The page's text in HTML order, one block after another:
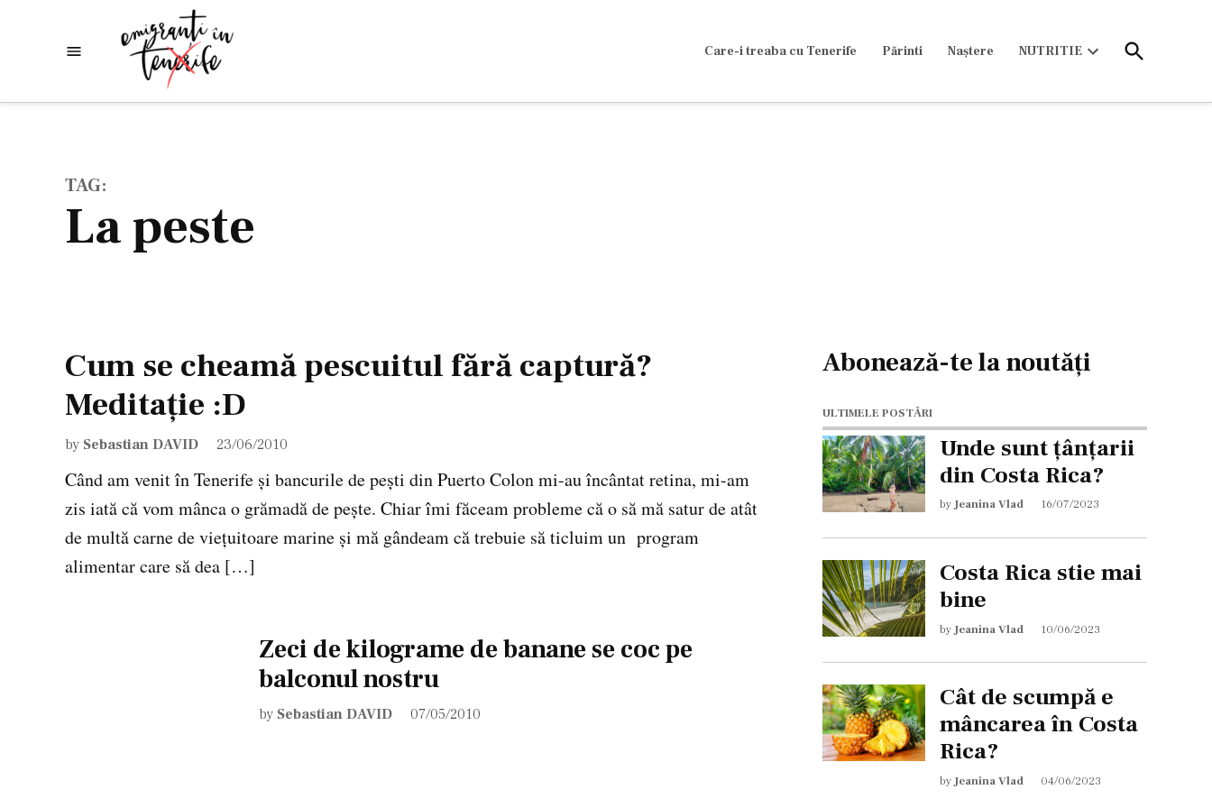
Care-i treaba cu Tenerife Părinti Naștere NUTRITIE
Open
Search
TAG:
la peste
Cum se cheamă pescuitul fără captură?
Meditaţie :D
by Sebastian DAVID 23/06/2010
Când am venit în Tenerife şi bancurile de peşti din Puerto Colon mi-au încântat retina, mi-am
zis iată că vom mânca o grămadă de peşte. Chiar îmi făceam probleme că o să mă satur de atât
de multă carne de vieţuitoare marine şi mă gândeam că trebuie să ticluim un program
alimentar care să dea […]
Zeci de kilograme de banane se coc pe
balconul nostru
by Sebastian DAVID 07/05/2010
Abonează-te la noutăți
ULTIMELE POSTĂRI
Unde sunt țânțarii
din Costa Rica?
byJeanina Vlad 16/07/2023
Costa Rica stie mai
bine
by Jeanina Vlad 10/06/2023
Cât de scumpă e
mâncarea în Costa
Rica?
by Jeanina Vlad 04/06/2023